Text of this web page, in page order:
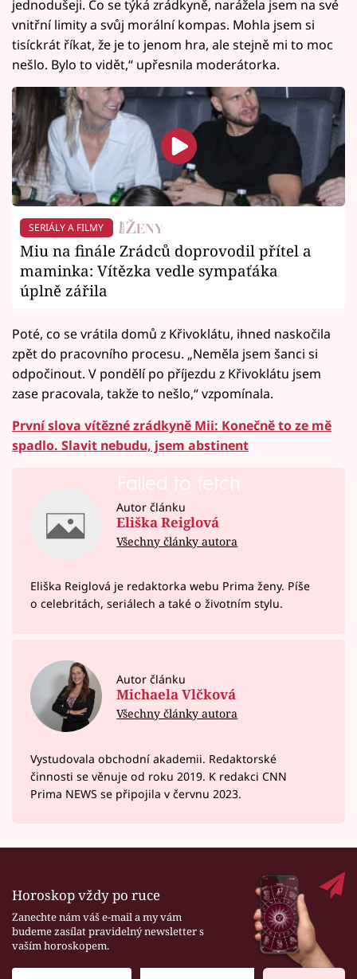
jednodušeji. Co se týká zrádkyně, narážela jsem na své
vnitřní limity a svůj morální kompas. Mohla jsem si
tisíckrát říkat, že je to jenom hra, ale stejně mi to moc
nešlo. Bylo to vidět,“ upřesnila moderátorka.
SERIÁLY A FILMY
Miu na finále Zrádců doprovodil přítel a
maminka: Vítězka vedle sympaťáka
úplně zářila
Poté, co se vrátila domů z Křivoklátu, ihned naskočila
zpět do pracovního procesu. „Neměla jsem šanci si
odpočinout. V pondělí po příjezdu z Křivoklátu jsem
zase pracovala, takže to nešlo,“ vzpomínala.
První slova vítězné zrádkyně Mii: Konečně to ze mě
spadlo. Slavit nebudu, jsem abstinent
Failed to fetch
Autor článku
Eliška Reiglová
Všechny články autora
Eliška Reiglová je redaktorka webu Prima ženy. Píše
o celebritách, seriálech a také o životním stylu.
Autor článku
Michaela Vlčková
Všechny články autora
Vystudovala obchodní akademii. Redaktorské
činnosti se věnuje od roku 2019. K redakci CNN
Prima NEWS se připojila v červnu 2023.
Horoskop vždy po ruce
Zanechte nám váš e-mail a my vám
budeme zasílat pravidelný newsletter s
vaším horoskopem.